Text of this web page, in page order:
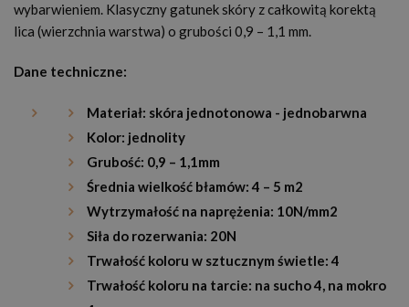
wybarwieniem. Klasyczny gatunek skóry z całkowitą korektą
lica (wierzchnia warstwa) o grubości 0,9 – 1,1 mm.
Dane techniczne:
Materiał: skóra jednotonowa - jednobarwna
Kolor: jednolity
Grubość: 0,9 – 1,1mm
Średnia wielkość błamów: 4 – 5 m2
Wytrzymałość na naprężenia: 10N/mm2
Siła do rozerwania: 20N
Trwałość koloru w sztucznym świetle: 4
Trwałość koloru na tarcie: na sucho 4, na mokro